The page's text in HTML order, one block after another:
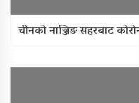
चीनको नाञ्जिङ सहरबाट